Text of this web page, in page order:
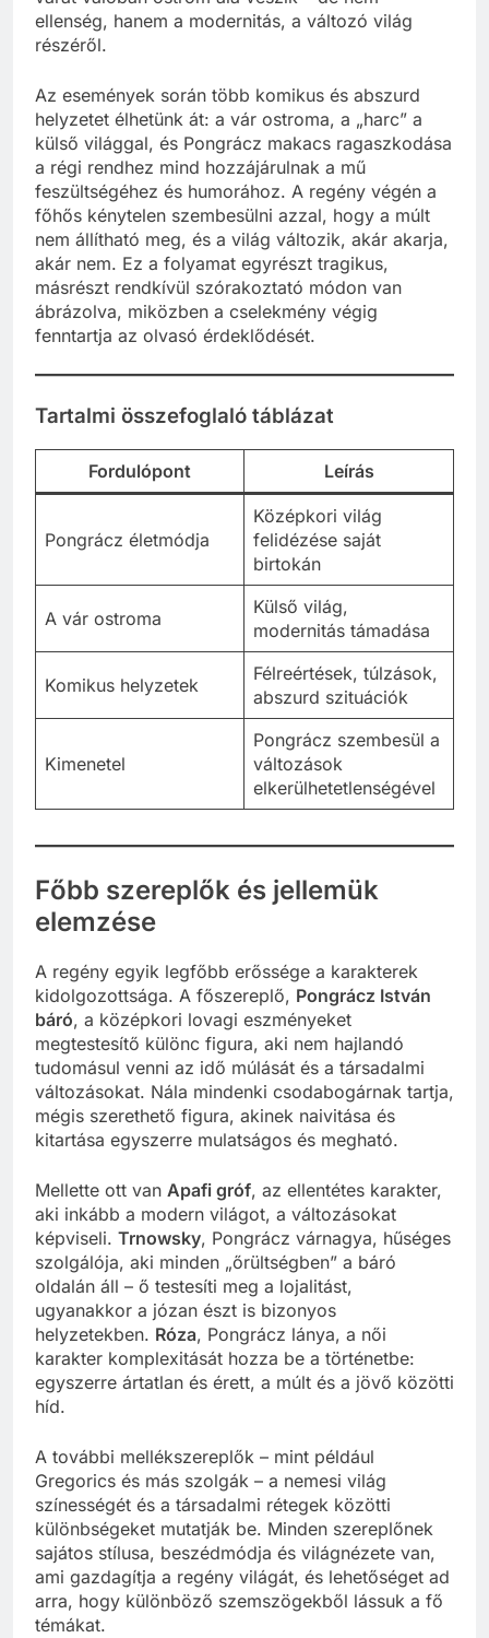
ellenség, hanem a modernitás, a változó világ
részéről.
Az események során több komikus és abszurd
helyzetet élhetünk át: a vár ostroma, a „harc” a
külső világgal, és Pongrácz makacs ragaszkodása
a régi rendhez mind hozzájárulnak a mű
feszültségéhez és humorához. A regény végén a
főhős kénytelen szembesülni azzal, hogy a múlt
nem állítható meg, és a világ változik, akár akarja,
akár nem. Ez a folyamat egyrészt tragikus,
másrészt rendkívül szórakoztató módon van
ábrázolva, miközben a cselekmény végig
fenntartja az olvasó érdeklődését.
Tartalmi összefoglaló táblázat
Fordulópont Leírás
Pongrácz életmódja
Középkori világ
felidézése saját
birtokán
A vár ostroma
Külső világ,
modernitás támadása
Komikus helyzetek
Félreértések, túlzások,
abszurd szituációk
Kimenetel
Pongrácz szembesül a
változások
elkerülhetetlenségével
Főbb szereplők és jellemük
elemzése
A regény egyik legfőbb erőssége a karakterek
kidolgozottsága. A főszereplő, Pongrácz István
báró, a középkori lovagi eszményeket
megtestesítő különc figura, aki nem hajlandó
tudomásul venni az idő múlását és a társadalmi
változásokat. Nála mindenki csodabogárnak tartja,
mégis szerethető figura, akinek naivitása és
kitartása egyszerre mulatságos és megható.
Mellette ott van Apafi gróf, az ellentétes karakter,
aki inkább a modern világot, a változásokat
képviseli. Trnowsky, Pongrácz várnagya, hűséges
szolgálója, aki minden „őrültségben” a báró
oldalán áll – ő testesíti meg a lojalitást,
ugyanakkor a józan észt is bizonyos
helyzetekben. Róza, Pongrácz lánya, a női
karakter komplexitását hozza be a történetbe:
egyszerre ártatlan és érett, a múlt és a jövő közötti
híd.
A további mellékszereplők – mint például
Gregorics és más szolgák – a nemesi világ
színességét és a társadalmi rétegek közötti
különbségeket mutatják be. Minden szereplőnek
sajátos stílusa, beszédmódja és világnézete van,
ami gazdagítja a regény világát, és lehetőséget ad
arra, hogy különböző szemszögekből lássuk a fő
témákat.